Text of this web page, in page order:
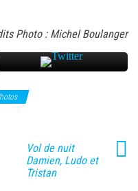
Photo : Michel Boulanger
Vol de nuit
Damien, Ludo et
Tristan